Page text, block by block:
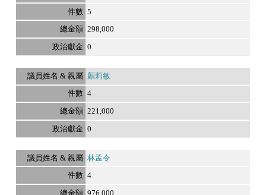
5
298,000
0
顏莉敏
4
221,000
0
林孟令
4
976,000